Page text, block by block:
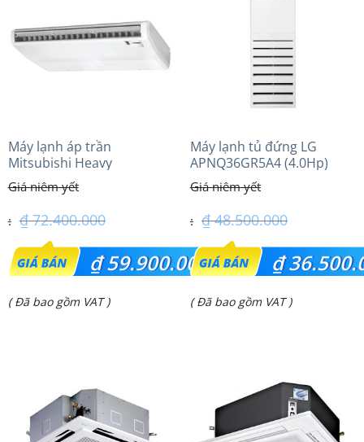
₫ 28.850.000.
Máy lạnh áp trần
Mitsubishi Heavy
FDE140VG (6.0Hp) Cao cấp
– 3 Pha
₫72.400.000
Giá
gốc
là:
₫59.900.000
Giá
₫ 59.900.000.
( Đã bao gồm VAT )
Máy lạnh tủ đứng LG
APNQ36GR5A4 (4.0Hp)
inverter
₫48.500.000
Giá
gốc
là:
₫
Giá
₫ 36.500.000.
( Đã bao gồm VAT )